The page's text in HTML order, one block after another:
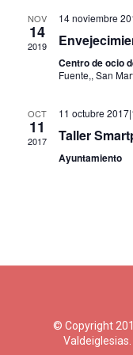
NOV
14
2019
14 noviembre
Centro de ocio
Fuente,, San
OCT
11
2017
11 octubre
Taller
Ayuntamiento
© Copyright